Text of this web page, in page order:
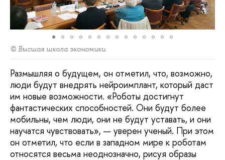
© Высшая школа экономики
Размышляя о будущем, он отметил, что, возможно,
люди будут внедрять нейроимплант, который даст
им новые возможности. «Роботы достигнут
фантастических способностей. Они будут более
мобильны, чем люди, они не будут уставать, и они
научатся чувствовать», — уверен ученый. При этом
он отметил, что если в западном мире к роботам
относятся весьма неоднозначно, рисуя образы